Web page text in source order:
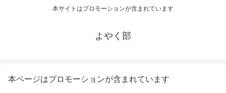
本サイトはプロモーションが含まれています
よやく部
本ページはプロモーションが含まれています